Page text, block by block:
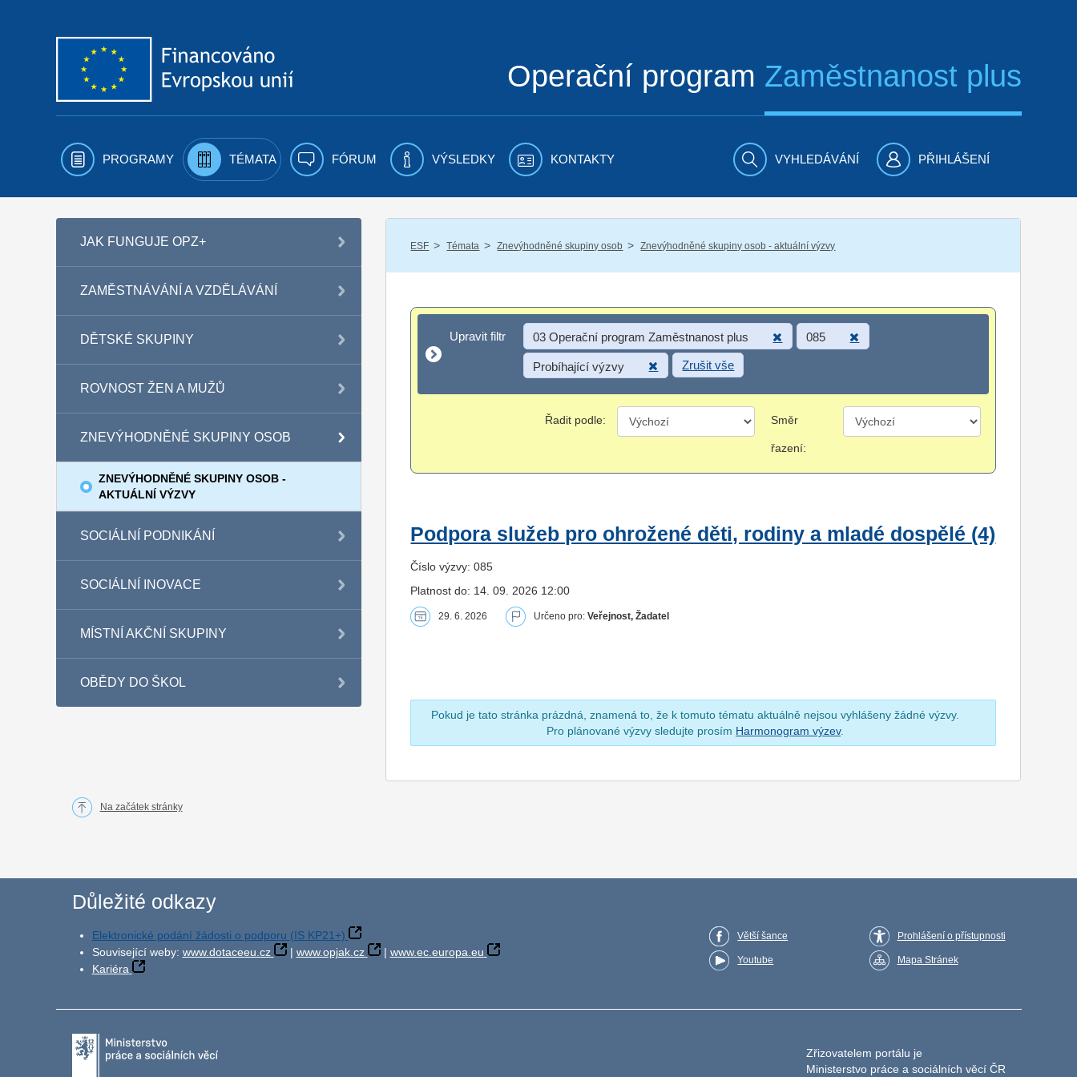
Operační program Zaměstnanost plus
PROGRAMY TÉMATA FÓRUM VÝSLEDKY KONTAKTY VYHLEDÁVÁNÍ PŘIHLÁŠENÍ
JAK FUNGUJE OPZ+
ZAMĚSTNÁVÁNÍ A VZDĚLÁVÁNÍ
DĚTSKÉ SKUPINY
ROVNOST ŽEN A MUŽŮ
ZNEVÝHODNĚNÉ SKUPINY OSOB
ZNEVÝHODNĚNÉ SKUPINY OSOB -
AKTUÁLNÍ VÝZVY
SOCIÁLNÍ PODNIKÁNÍ
SOCIÁLNÍ INOVACE
MÍSTNÍ AKČNÍ SKUPINY
OBĚDY DO ŠKOL
ESF / Témata / Znevýhodněné skupiny osob / Znevýhodněné skupiny osob - aktuální výzvy
Upravit filtr
Upravit filtr 03 Operační program Zaměstnanost plus 085
Probíhající výzvy Zrušit vše
Řadit podle: Směr
řazení:
Podpora služeb pro ohrožené děti, rodiny a mladé dospělé (4)
Číslo výzvy: 085
Platnost do: 14. 09. 2026 12:00
29. 6. 2026 Určeno pro:Veřejnost, Žadatel
Pokud je tato stránka prázdná, znamená to, že k tomuto tématu aktuálně nejsou vyhlášeny žádné výzvy.
Pro plánované výzvy sledujte prosím Harmonogram výzev.
Na začátek stránky
Důležité odkazy
Elektronické podání žádosti o podporu (IS KP21+)
Související weby: www.dotaceeu.cz | www.opjak.cz | www.ec.europa.eu
Kariéra
Větší šance
Youtube
Prohlášení o přístupnosti
Mapa Stránek
Zřizovatelem portálu je
Ministerstvo práce a sociálních věcí ČR